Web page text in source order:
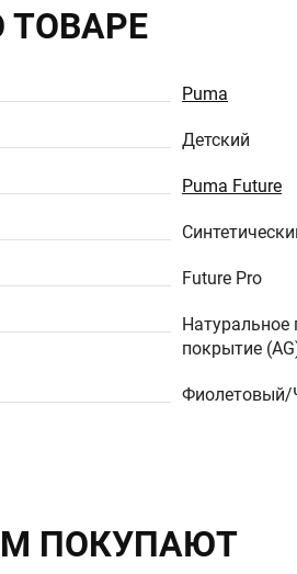
Puma
Детский
Puma Future
Future Pro
Натуральное
покрытие
Фиолетовый/
ПОКУПАЮТ